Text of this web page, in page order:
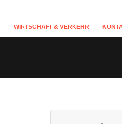
WIRTSCHAFT & VERKEHR